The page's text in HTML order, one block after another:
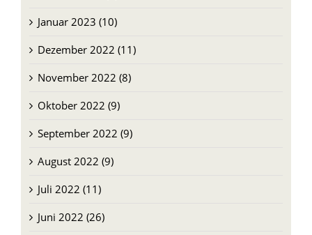
Januar 2023 (10)
Dezember 2022 (11)
November 2022 (8)
Oktober 2022 (9)
September 2022 (9)
August 2022 (9)
Juli 2022 (11)
Juni 2022 (26)